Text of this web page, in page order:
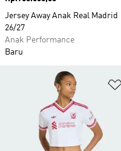
Jersey Away Anak Real Madrid
26/27
Anak Performance
Baru